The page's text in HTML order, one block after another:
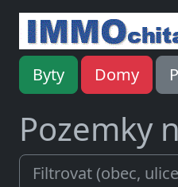
Byty Domy
Pozemky